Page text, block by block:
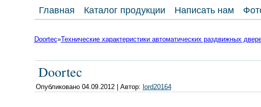
Главная Каталог продукции Написать нам
Doortec»Технические характеристики автоматических раздвижных
Doortec
Опубликовано 04.09.2012| Автор: lord20164